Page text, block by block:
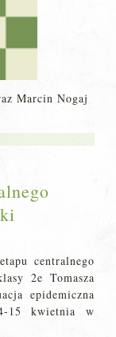
Marcin Nogaj
centralnego
2e Tomasza
epidemiczna
15 kwietnia w